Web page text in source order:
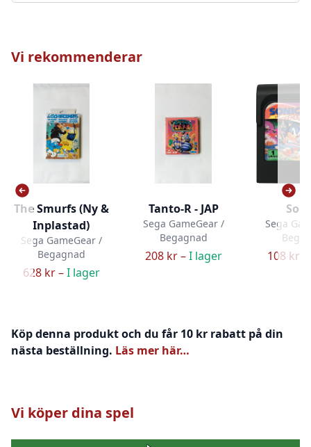
Vi rekommenderar
The Smurfs (Ny &
Inplastad)
Sega GameGear /
Begagnad
628 kr –I lager
Tanto-R - JAP
Sega GameGear /
Begagnad
208 kr –I lager
Sega
108 kr –
Köp denna produkt och du får 10 kr rabatt på din
nästa beställning. Läs mer här…
Vi köper dina spel